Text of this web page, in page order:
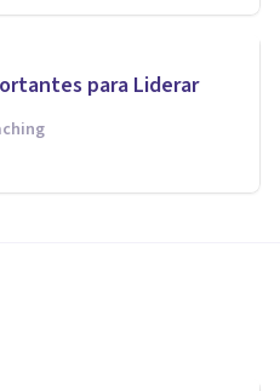
para Liderar